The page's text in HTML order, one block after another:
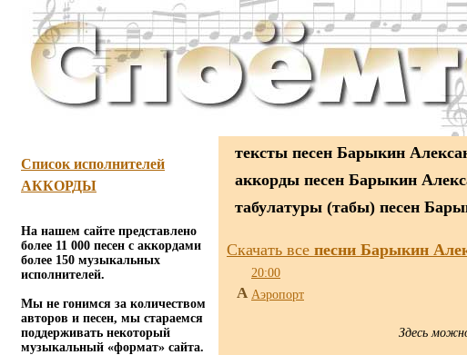
Список исполнителей
АККОРДЫ
На нашем сайте представлено
более 11 000 песен с аккордами
более 150 музыкальных
исполнителей.
Мы не гонимся за количеством
авторов и песен, мы стараемся
поддерживать некоторый
музыкальный «формат» сайта.
тексты песен Барыкин
аккорды песен Барыкин
табулатуры (табы) песен
Скачать все песни Барыкин
20:00
А Аэропорт
Здесь